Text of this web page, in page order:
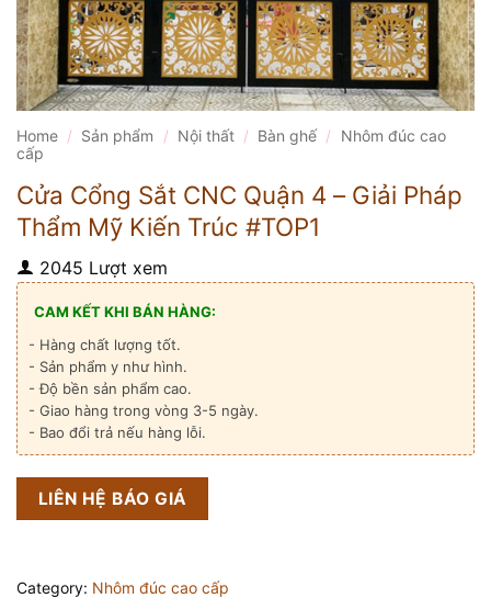
Home / Sản phẩm / Nội thất / Bàn ghế /
Nhôm đúc cao
cấp
Cửa Cổng Sắt CNC Quận 4 – Giải Pháp
Thẩm Mỹ Kiến Trúc #TOP1
2045 Lượt xem
CAM KẾT KHI BÁN HÀNG:
- Hàng chất lượng tốt.
- Sản phẩm y như hình.
- Độ bền sản phẩm cao.
- Giao hàng trong vòng 3-5 ngày.
- Bao đổi trả nếu hàng lỗi.
LIÊN HỆ BÁO GIÁ
Category: Nhôm đúc cao cấp